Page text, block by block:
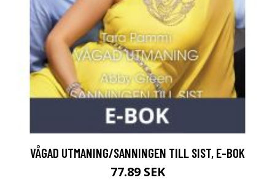
VÅGAD UTMANING/SANNINGEN TILL SIST, E-BOK
77.89 SEK